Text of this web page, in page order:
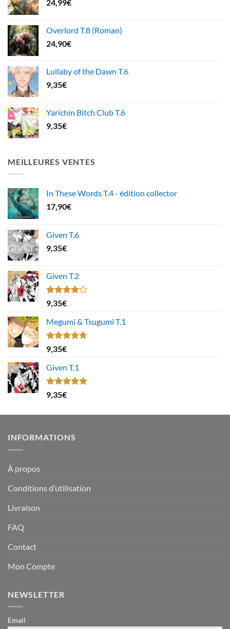
24,99€
Overlord T.8 (Roman)
24,90€
Lullaby of the Dawn T.6
9,35€
Yarichin Bitch Club T.6
9,35€
MEILLEURES VENTES
In These Words T.4 - édition collector
17,90€
Given T.6
9,35€
Given T.2
Note
4.00
5
9,35€
Megumi & Tsugumi T.1
Note4.67
sur 5
9,35€
Given T.1
Note5.00
sur 5
9,35€
INFORMATIONS
À propos
Conditions d’utilisation
Livraison
FAQ
Contact
Mon Compte
NEWSLETTER
Email